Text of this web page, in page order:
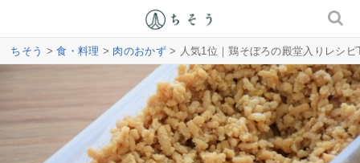
ちそう >食・料理 > 肉のおかず> 人気1位｜鶏そぼろの殿堂入りレシ